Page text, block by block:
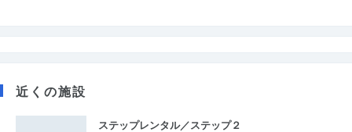
近くの施設
ステップレンタル／ステップ２